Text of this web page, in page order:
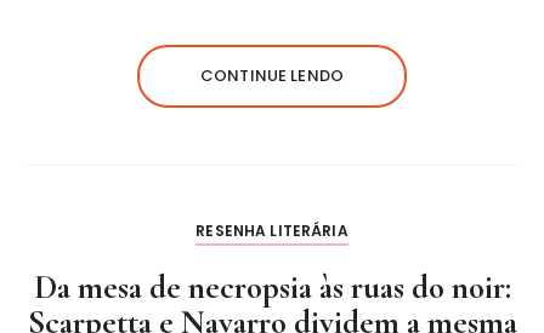
CONTINUE LENDO
RESENHA LITERÁRIA
Da mesa de necropsia às ruas do noir:
Scarpetta e Navarro dividem a mesma